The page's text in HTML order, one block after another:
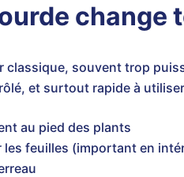
change
classique, souvent trop
et surtout rapide à
au pied des plants
les feuilles (important en